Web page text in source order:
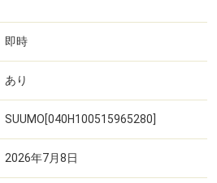
即時
あり
SUUMO[040H100515965280]
2026年7月8日